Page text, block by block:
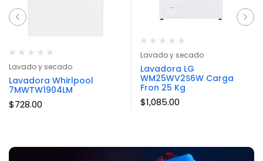
Lavado y secado
Lavadora Whirlpool
7MWTW1904LM
$728.00
Lavado y secado
Lavadora LG
WM25WV2S6W Carga
Fron 25 Kg
$1,085.00